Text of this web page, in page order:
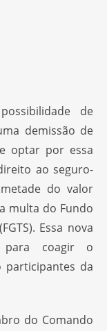
de
demissão de
optar por essa
ao seguro-
do valor
multa do Fundo
Essa nova
para coagir o
participantes da
do Comando